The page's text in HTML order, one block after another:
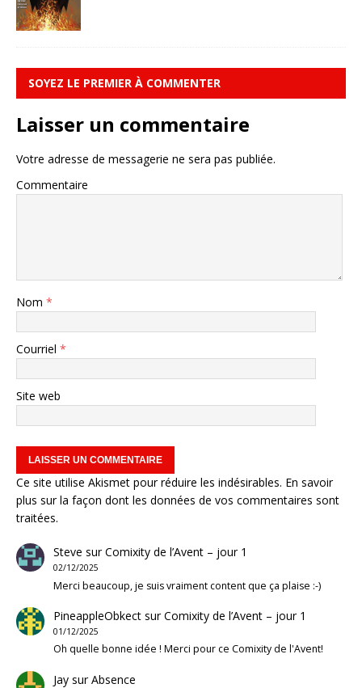
SOYEZ LE PREMIER À COMMENTER
Laisser un commentaire
Votre adresse de messagerie ne sera pas publiée.
Commentaire
Nom *
Courriel *
Site web
Ce site utilise Akismet pour réduire les indésirables. En savoir
plus sur la façon dont les données de vos commentaires sont
traitées.
Steve surComixity de l’Avent – jour 1
02/12/2025
Merci beaucoup, je suis vraiment content que ça plaise :-)
PineappleObkectsurComixity de l’Avent – jour 1
01/12/2025
Oh quelle bonne idée ! Merci pour ce Comixity de l'Avent!
JaysurAbsence